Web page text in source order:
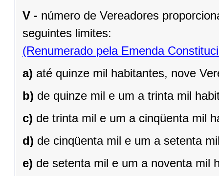
V - número de Vereadores
seguintes limites:
(Renumerado pela Emenda
a) até quinze mil habitantes, nove
b) de quinze mil e um a trinta mil
c) de trinta mil e um a cinqüenta mil
d) de cinqüenta mil e um a setenta
e) de setenta mil e um a noventa mil